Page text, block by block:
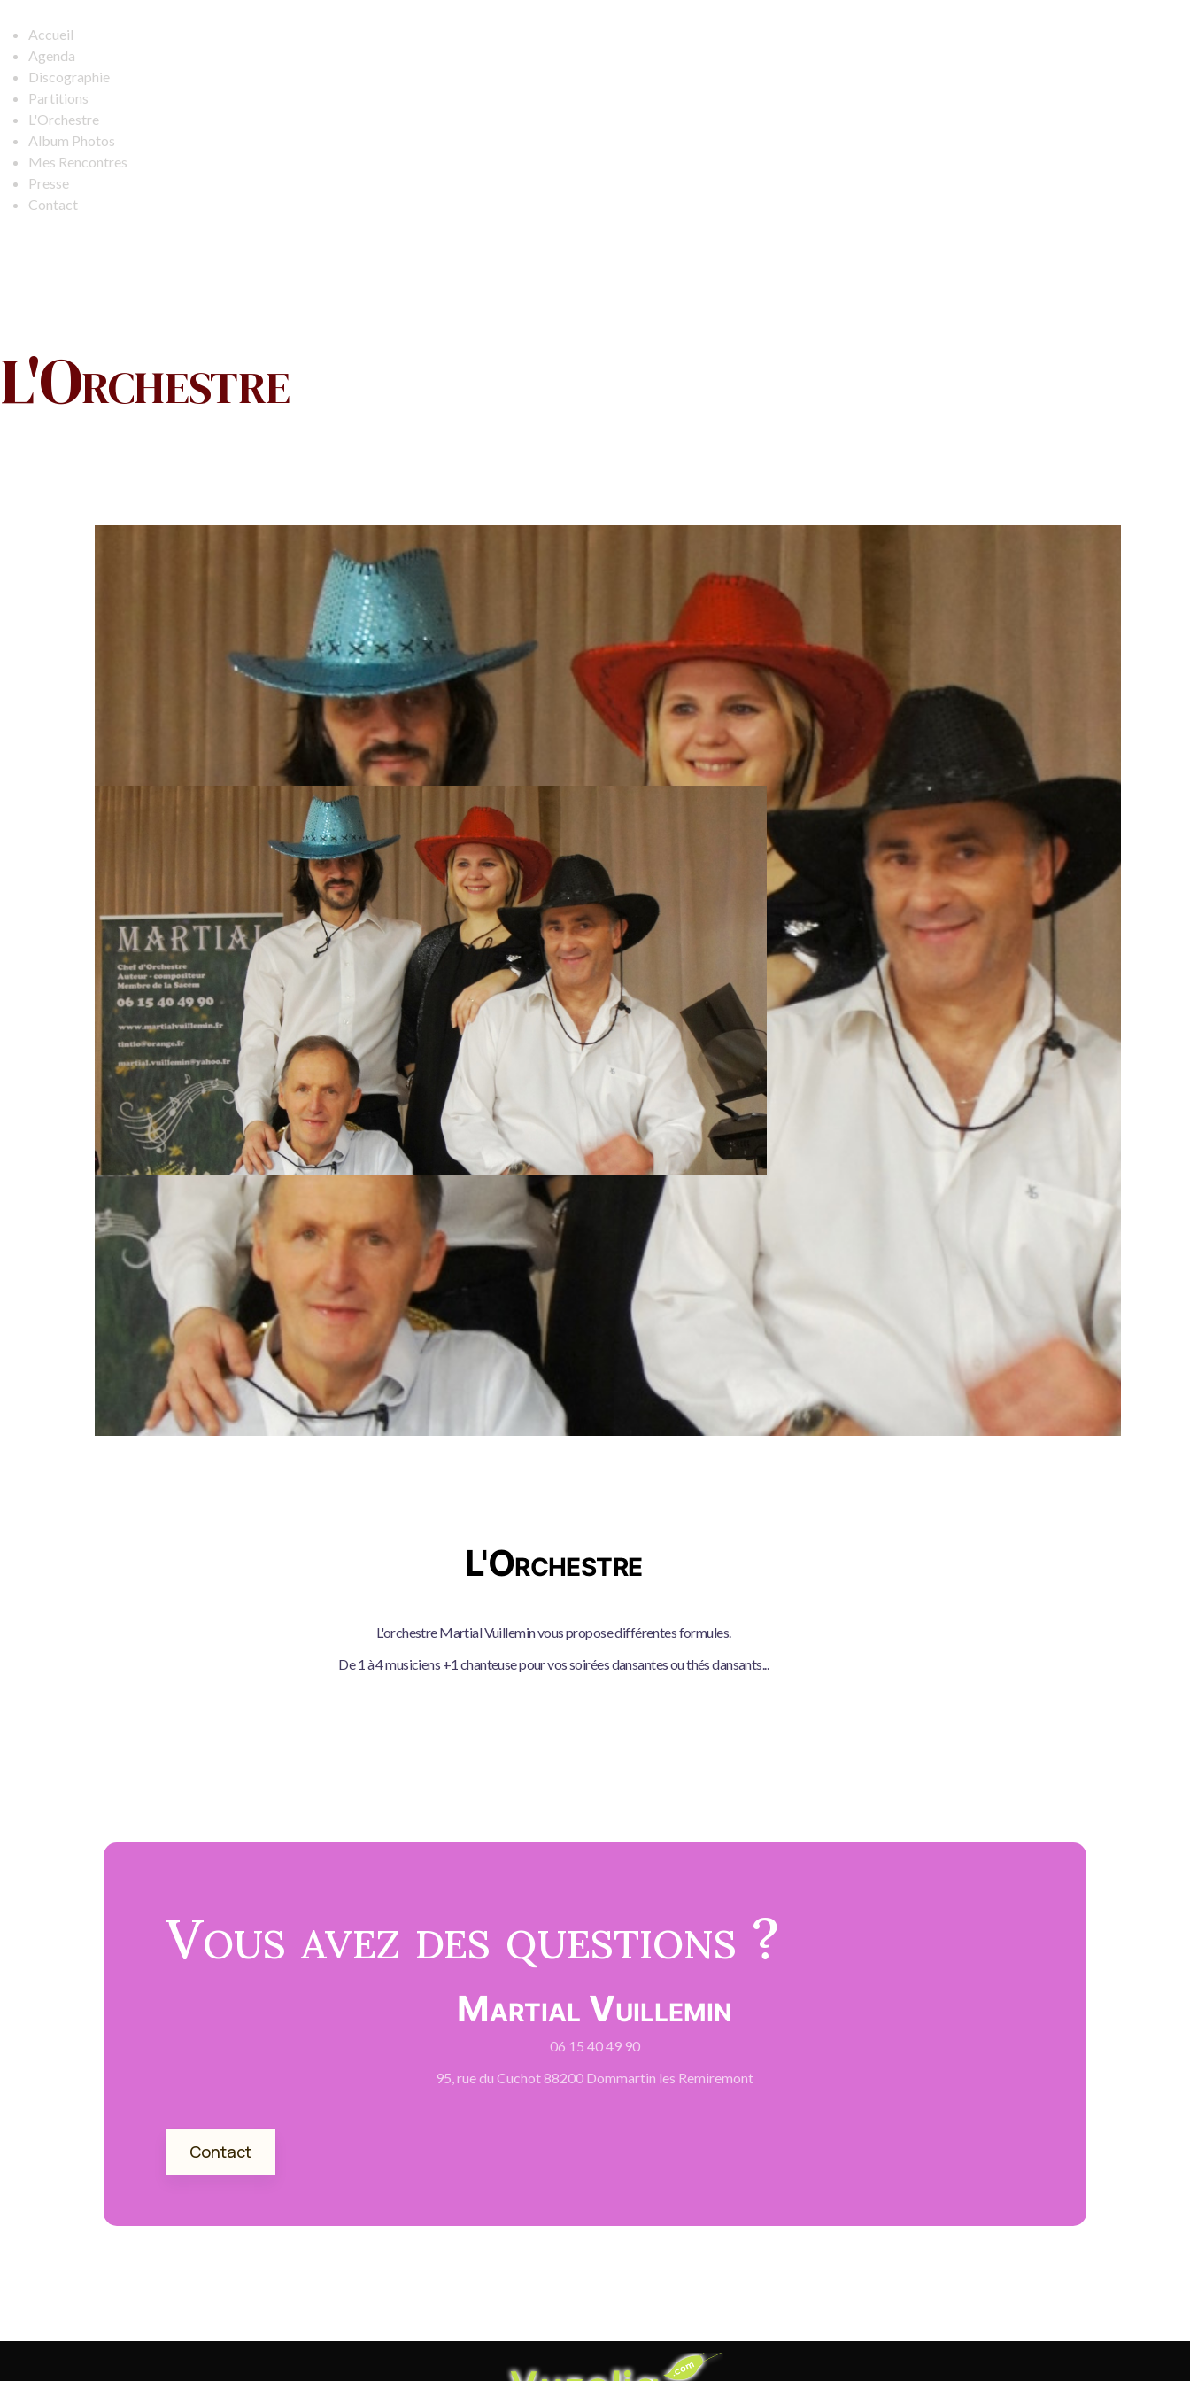
Accueil
Agenda
Discographie
Partitions
L'Orchestre
Album Photos
Mes Rencontres
Presse
Contact
L'Orchestre
L'Orchestre
L'orchestre Martial Vuillemin vous propose différentes formules.
De 1 à 4 musiciens +1 chanteuse pour vos soirées dansantes ou thés dansants...
Vous avez des questions ?
Martial Vuillemin
06 15 40 49 90
95, rue du Cuchot 88200 Dommartin les Remiremont
Contact